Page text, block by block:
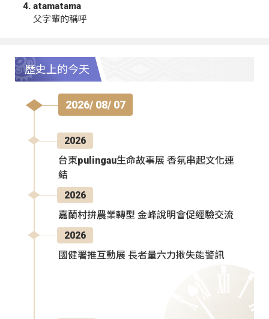
atamatama
父字輩的稱呼
歷史上的今天
2026/ 08/ 07
2026
台東pulingau生命故事展 香氛串起文化連
結
2026
嘉蘭村拚農業轉型 金峰說明會促經驗交流
2026
國健署推互動展 長者量六力揪失能警訊